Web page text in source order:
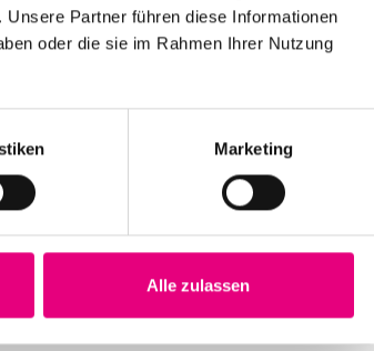
Partner führen diese Informationen
oder die sie im Rahmen Ihrer Nutzung
Marketing
Alle zulassen